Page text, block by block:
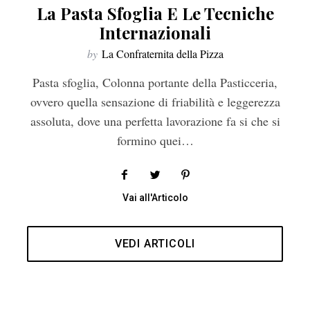
La Pasta Sfoglia E Le Tecniche
Internazionali
by La Confraternita della Pizza
Pasta sfoglia, Colonna portante della Pasticceria,
ovvero quella sensazione di friabilità e leggerezza
assoluta, dove una perfetta lavorazione fa si che si
formino quei…
Vai all'Articolo
VEDI ARTICOLI